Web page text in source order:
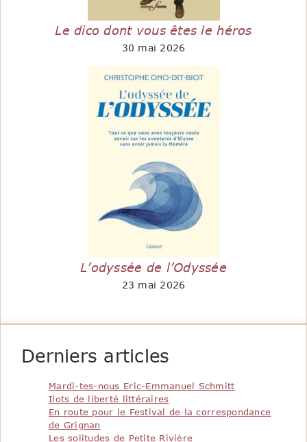
Le dico dont vous êtes le héros
30 mai 2026
L’odyssée de l’Odyssée
23 mai 2026
Derniers articles
Mardi-tes-nous Eric-Emmanuel Schmitt
Ilots de liberté littéraires
En route pour le Festival de la correspondance
de Grignan
Les solitudes de Petite Rivière